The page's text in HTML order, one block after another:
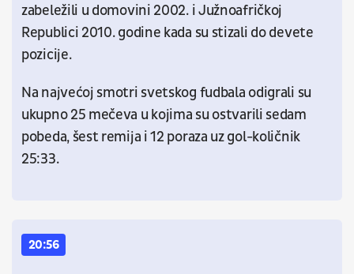
zabeležili u domovini 2002. i Južnoafričkoj
Republici 2010. godine kada su stizali do devete
pozicije.
Na najvećoj smotri svetskog fudbala odigrali su
ukupno 25 mečeva u kojima su ostvarili sedam
pobeda, šest remija i 12 poraza uz gol-količnik
25:33.
20:56